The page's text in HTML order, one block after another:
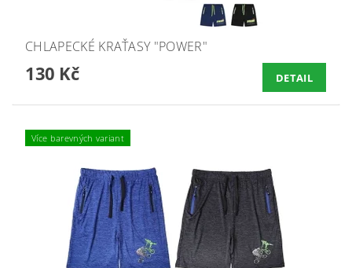
CHLAPECKÉ KRAŤASY "POWER"
130 Kč DETAIL
Více barevných variant